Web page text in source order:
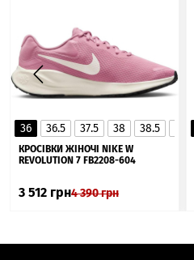
36 36.5 37.5 38 38.5
КРОСІВКИ ЖІНОЧІ NIKE W
REVOLUTION 7 FB2208-604
3 512 грн4 390грн